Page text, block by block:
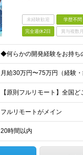
未経験歓迎 学歴不問
完全週休2日 賞与複数月
フルリモートがメイン
20時間以内